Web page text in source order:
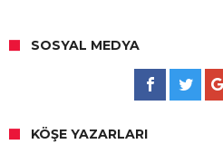
SOSYAL MEDYA
KÖŞE YAZARLARI